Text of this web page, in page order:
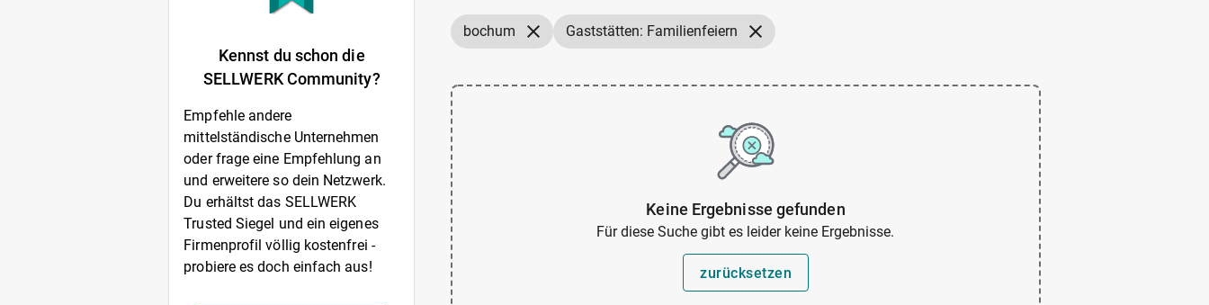
Kennst du schon die
SELLWERK Community?
Empfehle andere
mittelständische Unternehmen
oder frage eine Empfehlung an
und erweitere so dein Netzwerk.
Du erhältst das SELLWERK
Trusted Siegel und ein eigenes
Firmenprofil völlig kostenfrei -
probiere es doch einfach aus!
bochum Gaststätten: Familienfeiern
Keine Ergebnisse gefunden
Für diese Suche gibt es leider keine Ergebnisse.
zurücksetzen